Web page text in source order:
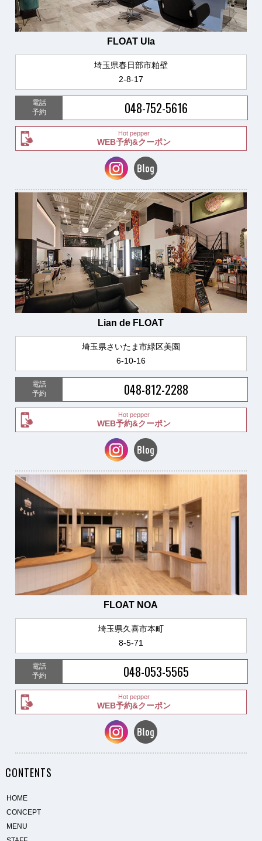
FLOAT Ula
埼玉県春日部市粕壁
2-8-17
電話
予約
048-752-5616
Hot pepper
WEB予約&クーポン
Lian de FLOAT
埼玉県さいたま市緑区美園
6-10-16
電話
予約
048-812-2288
Hot pepper
WEB予約&クーポン
FLOAT NOA
埼玉県久喜市本町
8-5-71
電話
予約
048-053-5565
Hot pepper
WEB予約&クーポン
CONTENTS
HOME
CONCEPT
MENU